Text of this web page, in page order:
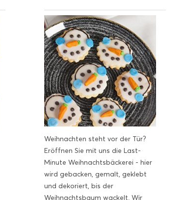
Weihnachten steht vor der Tür?
Eröffnen Sie mit uns die Last-
Minute Weihnachtsbäckerei - hier
wird gebacken, gemalt, geklebt
und dekoriert, bis der
Weihnachtsbaum wackelt. Wir